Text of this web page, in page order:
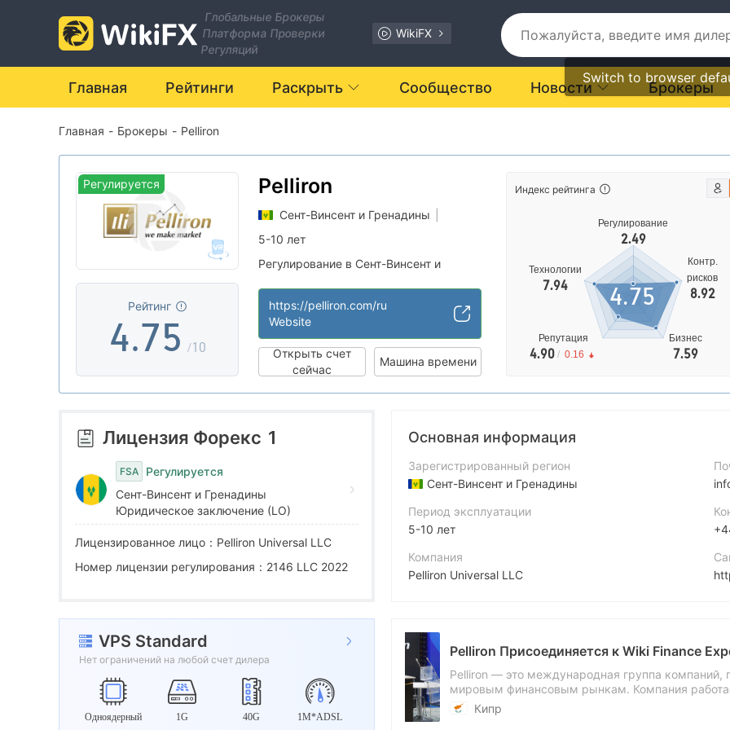
Глобальные Брокеры
Платформа Проверки
Регуляций
WikiFX
Switch to browser
Главная Рейтинги Раскрыть Сообщество Новости Брокеры
Главная - Брокеры - Pelliron
Регулируется
Рейтинг
0
1
2
3
4
5
6
7
8
9
.
1
2
3
4
5
6
7
8
9
0
1
2
3
4
5
6
7
8
9
/10
Pelliron
Сент-Винсент и Гренадины
5-10 лет
Регулирование в Сент-Винсент и
Юридическое заключение (LO)
Основной стандарт MT5
| Региональный трейдер
Оффшорное регулирование
https://pelliron.com/ru
Website
Открыть счет
сейчас
Машина времени
Индекс рейтинга
Регулирование
2.49
Технологии
7.94
Репутация
4.90 / 0.16
Бизнес
7.59
Контр.
рисков
8.92
4.75
Лицензия Форекс 1
FSA
Регулируется
Сент-Винсент и Гренадины
Юридическое заключение (LO)
Лицензированное лицо：Pelliron Universal LLC
Номер лицензии регулирования：2146 LLC 2022
VPS Standard
Нет ограничений на любой счет дилера
Одноядерный 1G 40G 1M*ADSL
Основная информация
Зарегистрированный регион
Сент-Винсент и Гренадины
Период эксплуатации
5-10 лет
Компания
Pelliron Universal LLC
Сотрудник компании
--
PELLIRON
Pelliron — это
глобальным финансовым
юрисдикции: регистрация в
с европейской лицензией
EXPO